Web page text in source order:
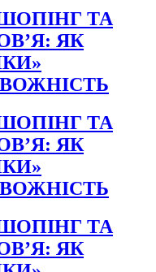
ТА
ЯК
ТА
ЯК
ТА
ЯК